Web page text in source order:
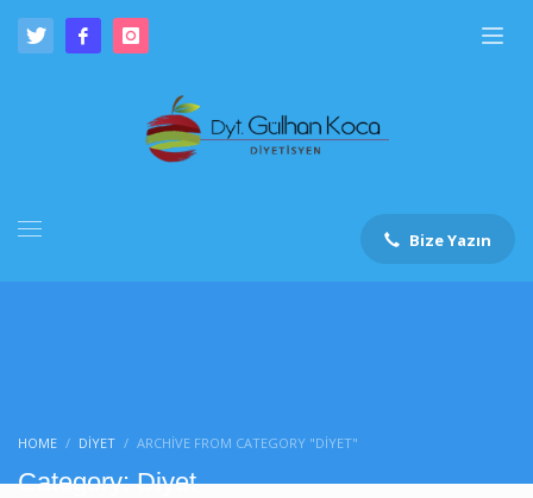
Bize Yazın
HOME DIYET ARCHIVE FROM CATEGORY "DIYET"
Category: Diyet